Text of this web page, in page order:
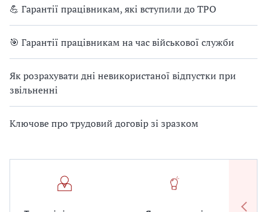
💪 Гарантії працівникам, які вступили до ТРО
🎯 Гарантії працівникам на час військової служби
Як розрахувати дні невикористаної відпустки при
звільненні
Ключове про трудовий договір зі зразком